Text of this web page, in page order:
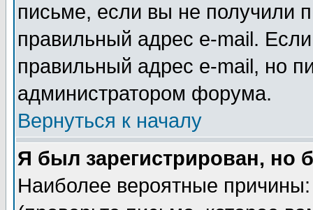
письме, если вы не получили
правильный адрес e-mail.
правильный адрес e-mail, но
администратором форума.
Вернуться к началу
Я был зарегистрирован, но
Наиболее вероятные